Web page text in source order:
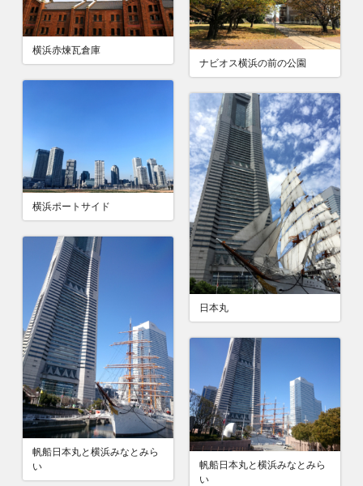
横浜赤煉瓦倉庫
ナビオス横浜の前の公園
横浜ポートサイド
日本丸
帆船日本丸と横浜みなとみら
い
帆船日本丸と横浜みなとみら
い